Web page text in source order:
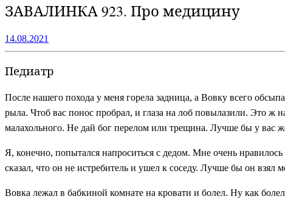
ЗАВАЛИНКА 923. Про медицину
14.08.2021
Педиатр
После нашего похода у меня горела задница, а Вовку всего
рыла. Чтоб вас понос пробрал, и глаза на лоб повылазили. Это ж
малахольного. Не дай бог перелом или трещина. Лучше бы у вас
Я, конечно, попытался напроситься с дедом. Мне очень
сказал, что он не истребитель и ушел к соседу. Лучше бы он взял
Вовка лежал в бабкиной комнате на кровати и болел. Ну как